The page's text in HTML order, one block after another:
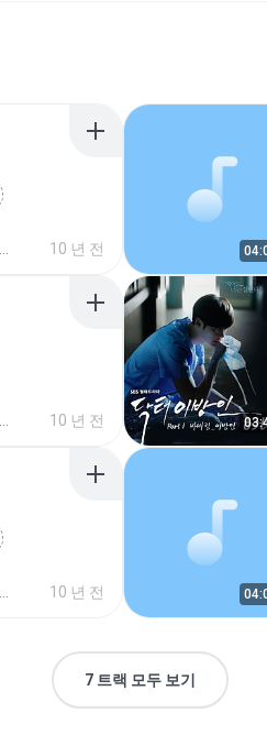
10 년 전
10 년 전
10 년 전
7 트랙 모두 보기